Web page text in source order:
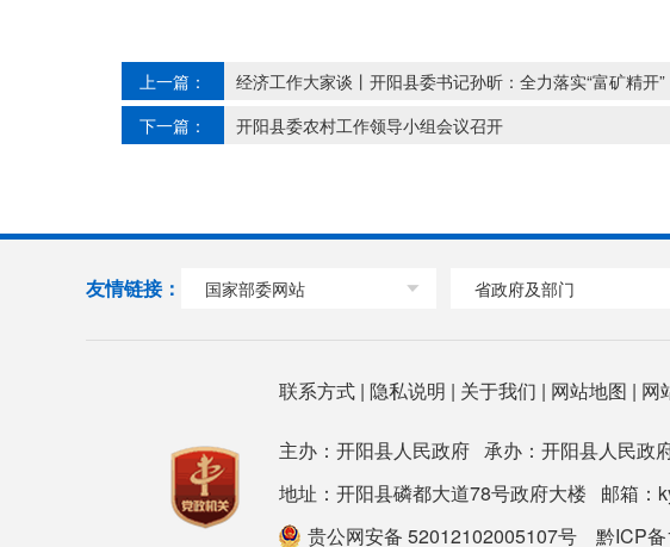
上一篇：
经济工作大家谈丨开阳县委书记孙昕：全力落实“富矿精
下一篇：
开阳县委农村工作领导小组会议召开
友情链接： 国家部委网站 省政府及部门
联系方式 | 隐私说明 | 关于我们 | 网站地图 | 网
主办：开阳县人民政府 承办：开阳县人民政
地址：开阳县磷都大道78号政府大楼 邮箱
贵公网安备 52012102005107号
黔ICP